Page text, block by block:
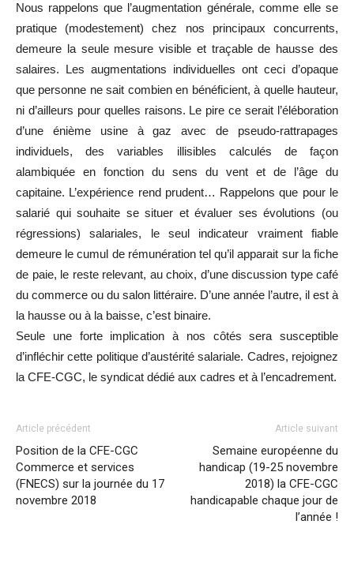
Nous rappelons que l’augmentation générale, comme elle se
pratique (modestement) chez nos principaux concurrents,
demeure la seule mesure visible et traçable de hausse des
salaires. Les augmentations individuelles ont ceci d’opaque
que personne ne sait combien en bénéficient, à quelle hauteur,
ni d’ailleurs pour quelles raisons. Le pire ce serait l’éléboration
d’une énième usine à gaz avec de pseudo-rattrapages
individuels, des variables illisibles calculés de façon
alambiquée en fonction du sens du vent et de l’âge du
capitaine. L’expérience rend prudent… Rappelons que pour le
salarié qui souhaite se situer et évaluer ses évolutions (ou
régressions) salariales, le seul indicateur vraiment fiable
demeure le cumul de rémunération tel qu’il apparait sur la fiche
de paie, le reste relevant, au choix, d’une discussion type café
du commerce ou du salon littéraire. D’une année l’autre, il est à
la hausse ou à la baisse, c’est binaire.
Seule une forte implication à nos côtés sera susceptible
d’infléchir cette politique d’austérité salariale. Cadres, rejoignez
la CFE-CGC, le syndicat dédié aux cadres et à l’encadrement.
Article précédent
Position de la CFE-CGC
Commerce et services
(FNECS) sur la journée du 17
novembre 2018
Article suivant
Semaine européenne du
handicap (19-25 novembre
2018) la CFE-CGC
handicapable chaque jour de
l’année !